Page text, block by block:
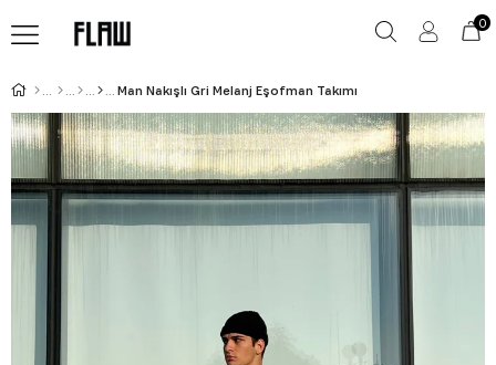
0
Man Nakışlı Gri Melanj Eşofman Takımı